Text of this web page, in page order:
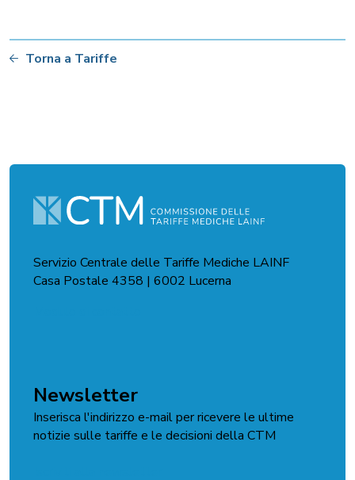
Torna a Tariffe
Servizio Centrale delle Tariffe Mediche LAINF
Casa Postale 4358 | 6002 Lucerna
Newsletter
Inserisca l'indirizzo e-mail per ricevere le ultime
notizie sulle tariffe e le decisioni della CTM